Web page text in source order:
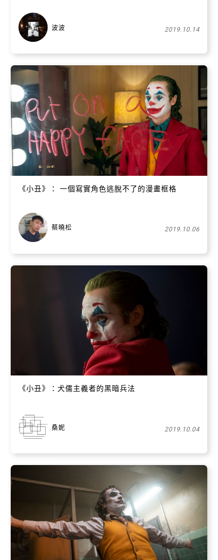
波波 2019.10.14
《小丑》： 一個寫實角色逃脫不了的漫畫框格
蔡曉松 2019.10.06
《小丑》：犬儒主義者的黑暗兵法
桑妮 2019.10.04
關閉